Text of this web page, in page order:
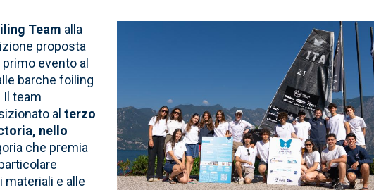
Team alla
proposta
primo evento al
barche foiling
Il team
alterzo
nello
che premia
e alle